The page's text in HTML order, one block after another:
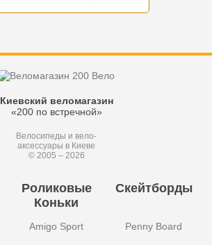
Киевский веломагазин
«200 по встречной»
Велосипеды и вело-
аксессуары в Киеве
© 2005 – 2026
Роликовые
Коньки
Amigo Sport
Скейтборды
Penny Board